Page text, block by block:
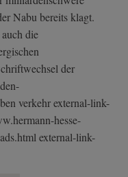
Nabu bereits klagt.
die
der
verkehr external-link-
hesse-
external-link-